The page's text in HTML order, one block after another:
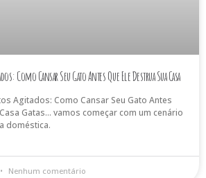
Como Cansar Seu Gato Antes Que Ele Destrua Sua Casa
Agitados: Como Cansar Seu Gato Antes
Gatas… vamos começar com um cenário
doméstica.
Nenhum comentário